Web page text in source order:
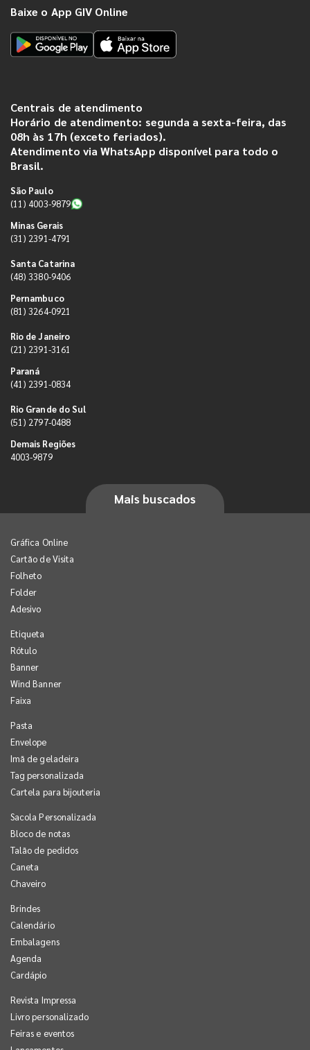
Baixe o App GIV Online
Centrais de atendimento
Horário de atendimento: segunda a sexta-feira, das
08h às 17h (exceto feriados).
Atendimento via WhatsApp disponível para todo o
Brasil.
São Paulo
(11) 4003-9879
Minas Gerais
(31) 2391-4791
Santa Catarina
(48) 3380-9406
Pernambuco
(81) 3264-0921
Rio de Janeiro
(21) 2391-3161
Paraná
(41) 2391-0834
Rio Grande do Sul
(51) 2797-0488
Demais Regiões
4003-9879
Mais buscados
Gráfica Online
Cartão de Visita
Folheto
Folder
Adesivo
Etiqueta
Rótulo
Banner
Wind Banner
Faixa
Pasta
Envelope
Imã de geladeira
Tag personalizada
Cartela para bijouteria
Sacola Personalizada
Bloco de notas
Talão de pedidos
Caneta
Chaveiro
Brindes
Calendário
Embalagens
Agenda
Cardápio
Revista Impressa
Livro personalizado
Feiras e eventos